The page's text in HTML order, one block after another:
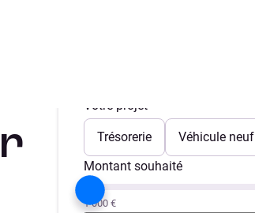
Votre projet
Trésorerie Véhicule neuf
Montant souhaité
1 000 €